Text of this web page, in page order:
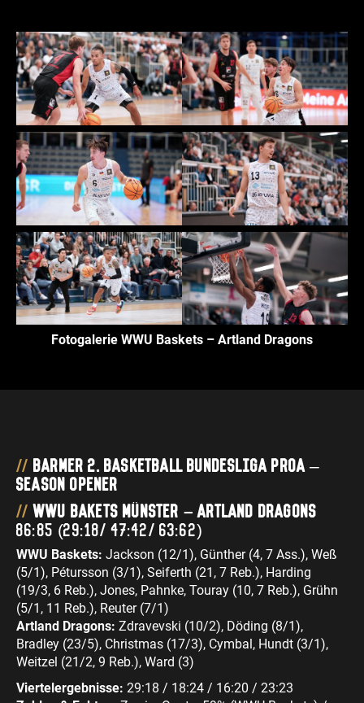
Fotogalerie WWU Baskets – Artland Dragons
BARMER 2. Basketball Bundesliga ProA –
Season Opener
WWU Bakets Münster – Artland Dragons
86:85 (29:18/47:42/63:62)
WWU Baskets: Jackson (12/1), Günther (4, 7 Ass.), Weß
(5/1), Pétursson (3/1), Seiferth (21, 7 Reb.), Harding
(19/3, 6 Reb.), Jones, Pahnke, Touray (10, 7 Reb.), Grühn
(5/1, 11 Reb.), Reuter (7/1)
Artland Dragons: Zdravevski (10/2), Döding (8/1),
Bradley (23/5), Christmas (17/3), Cymbal, Hundt (3/1),
Weitzel (21/2, 9 Reb.), Ward (3)
Viertelergebnisse: 29:18 / 18:24 / 16:20 / 23:23